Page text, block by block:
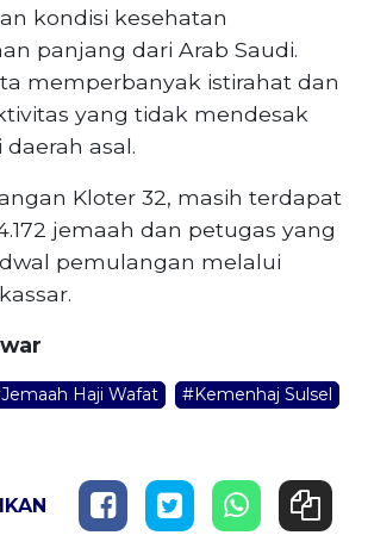
kondisi kesehatan
panjang dari Arab Saudi.
memperbanyak istirahat dan
yang tidak mendesak
asal.
Kloter 32, masih terdapat
jemaah dan petugas yang
pemulangan melalui
Haji Wafat
#Kemenhaj Sulsel